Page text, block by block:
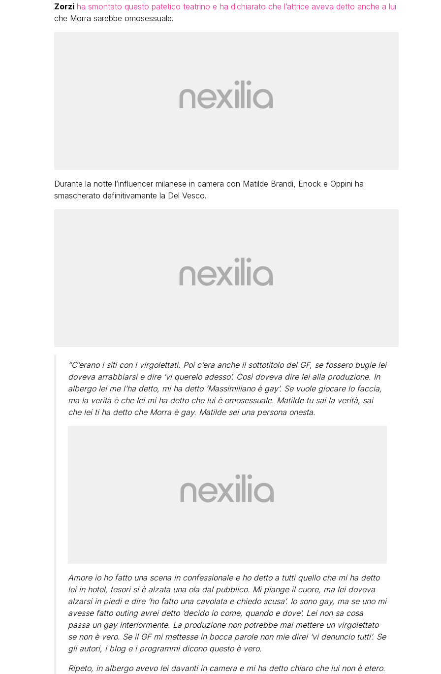
Zorzi ha smontato questo patetico teatrino e ha dichiarato che l’attrice aveva detto anche a lui
che Morra sarebbe omosessuale.
Durante la notte l’influencer milanese in camera con Matilde Brandi, Enock e Oppini ha
smascherato definitivamente la Del Vesco.
“C’erano i siti con i virgolettati. Poi c’era anche il sottotitolo del GF, se fossero bugie lei
doveva arrabbiarsi e dire ‘vi querelo adesso’. Così doveva dire lei alla produzione. In
albergo lei me l’ha detto, mi ha detto ‘Massimiliano è gay’. Se vuole giocare lo faccia,
ma la verità è che lei mi ha detto che lui è omosessuale. Matilde tu sai la verità, sai
che lei ti ha detto che Morra è gay. Matilde sei una persona onesta.
Amore io ho fatto una scena in confessionale e ho detto a tutti quello che mi ha detto
lei in hotel, tesori si è alzata una ola dal pubblico. Mi piange il cuore, ma lei doveva
alzarsi in piedi e dire ‘ho fatto una cavolata e chiedo scusa’. Io sono gay, ma se uno mi
avesse fatto outing avrei detto ‘decido io come, quando e dove’. Lei non sa cosa
passa un gay interiormente. La produzione non potrebbe mai mettere un virgolettato
se non è vero. Se il GF mi mettesse in bocca parole non mie direi ‘vi denuncio tutti’. Se
gli autori, i blog e i programmi dicono questo è vero.
Ripeto, in albergo avevo lei davanti in camera e mi ha detto chiaro che lui non è etero.